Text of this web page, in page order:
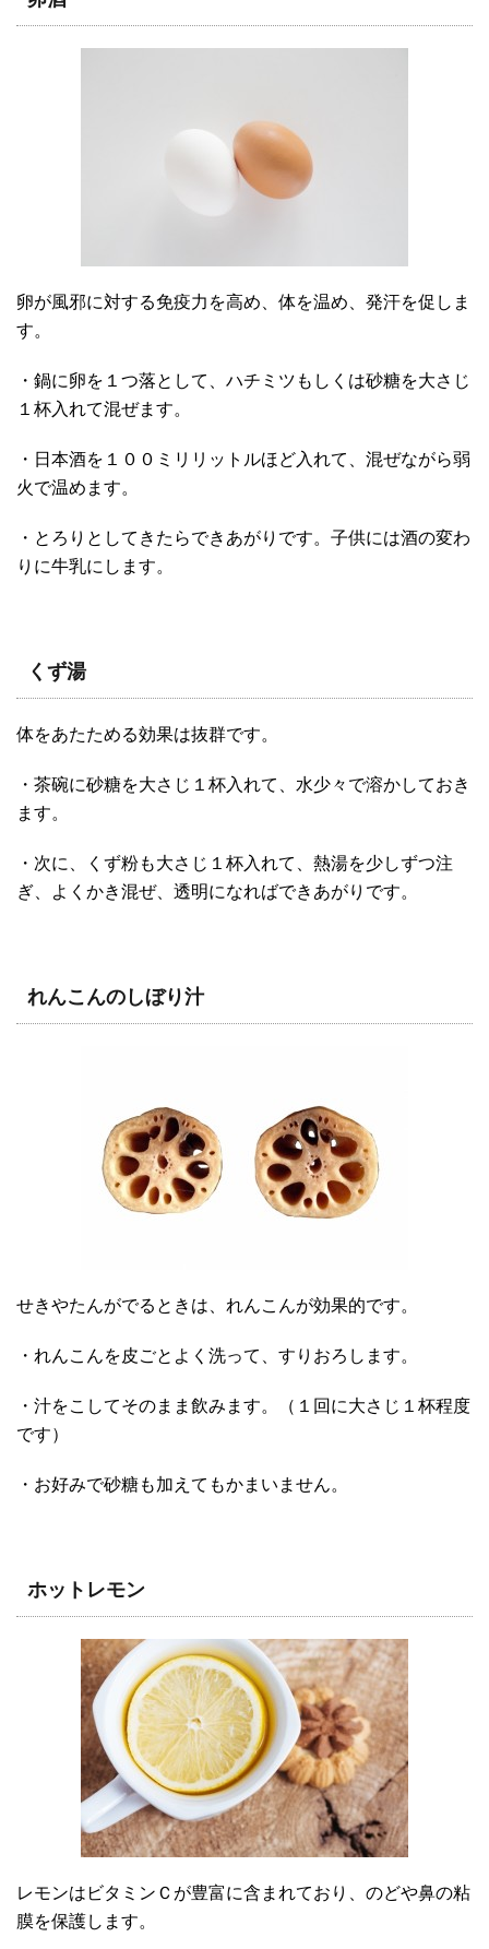
卵が風邪に対する免疫力を高め、体を温め、発汗を促しま
す。
・鍋に卵を１つ落として、ハチミツもしくは砂糖を大さじ
１杯入れて混ぜます。
・日本酒を１００ミリリットルほど入れて、混ぜながら弱
火で温めます。
・とろりとしてきたらできあがりです。子供には酒の変わ
りに牛乳にします。
くず湯
体をあたためる効果は抜群です。
・茶碗に砂糖を大さじ１杯入れて、水少々で溶かしておき
ます。
・次に、くず粉も大さじ１杯入れて、熱湯を少しずつ注
ぎ、よくかき混ぜ、透明になればできあがりです。
れんこんのしぼり汁
せきやたんがでるときは、れんこんが効果的です。
・れんこんを皮ごとよく洗って、すりおろします。
・汁をこしてそのまま飲みます。（１回に大さじ１杯程度
です）
・お好みで砂糖も加えてもかまいません。
ホットレモン
レモンはビタミンＣが豊富に含まれており、のどや鼻の粘
膜を保護します。